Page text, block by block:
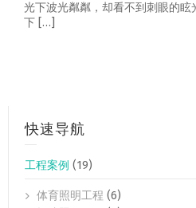
光下波光粼粼，却看不到刺眼的
下 […]
快速导航
工程案例 (19)
体育照明工程 (6)